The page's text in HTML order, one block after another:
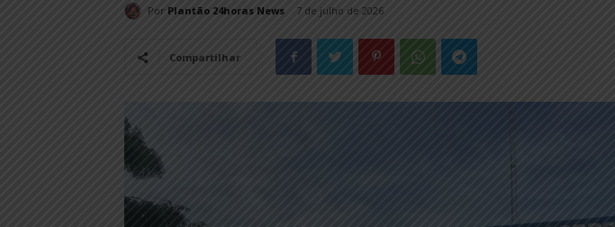
Por Plantão 24horas News 7 de julho de 2026
Compartilhar